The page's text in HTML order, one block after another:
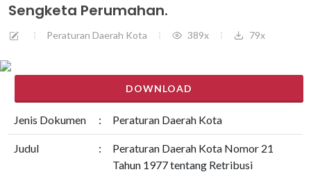
Sengketa Perumahan.
Peraturan Daerah Kota 389x 79x
DOWNLOAD
Jenis Dokumen : Peraturan Daerah Kota
Judul :
Peraturan Daerah Kota Nomor 21
Tahun 1977 tentang Retribusi